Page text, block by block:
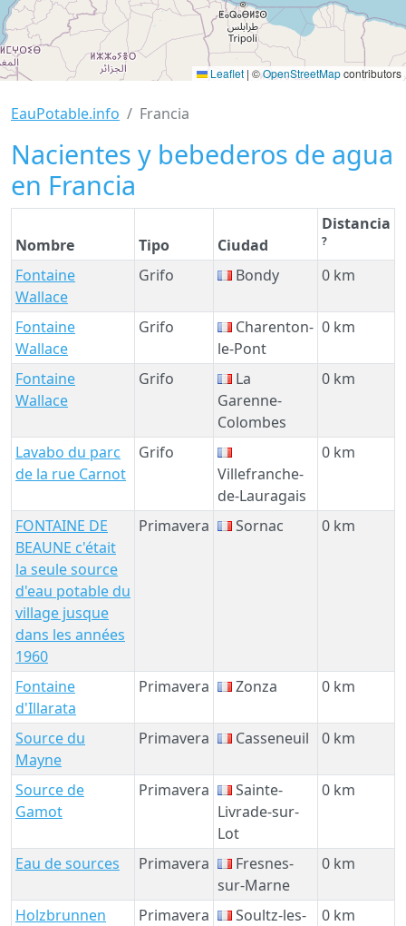
Leaflet | ©OpenStreetMapcontributors
EauPotable.info Francia
Nacientes y bebederos de agua
en Francia
Nombre Tipo Ciudad
Distancia
?
Fontaine
Wallace
Grifo Bondy 0 km
Fontaine
Wallace
Grifo
Charenton-
le-Pont
0 km
Fontaine
Wallace
Grifo
La
Garenne-
Colombes
0 km
Lavabo du parc
de la rue Carnot
Grifo
Villefranche-
de-Lauragais
0 km
FONTAINE DE
BEAUNE c'était
la seule source
d'eau potable du
village jusque
dans les années
1960
Primavera Sornac 0 km
Fontaine
d'Illarata
Primavera Zonza 0 km
Source du
Mayne
Primavera Casseneuil 0 km
Source de
Gamot
Primavera
Sainte-
Livrade-sur-
Lot
0 km
Eau de sources Primavera
Fresnes-
sur-Marne
0 km
Holzbrunnen Primavera
Soultz-les-
0 km